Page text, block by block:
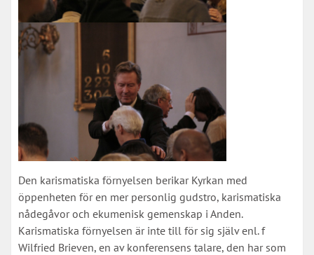
Den karismatiska förnyelsen berikar Kyrkan med
öppenheten för en mer personlig gudstro, karismatiska
nådegåvor och ekumenisk gemenskap i Anden.
Karismatiska förnyelsen är inte till för sig själv enl. f
Wilfried Brieven, en av konferensens talare, den har som